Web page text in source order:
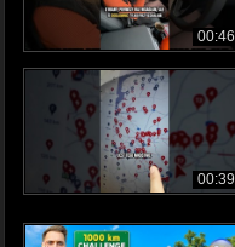
00:46
00:39